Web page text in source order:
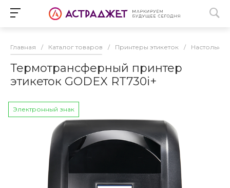
Главная / Каталог товаров / Принтеры этикеток /
Термотрансферный принтер
этикеток GODEX RT730i+
Электронный знак